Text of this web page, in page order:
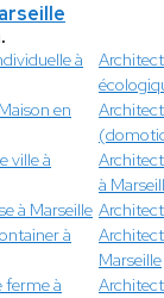
à
en
ville à
à
à Marseille
à
Marseille
ferme à